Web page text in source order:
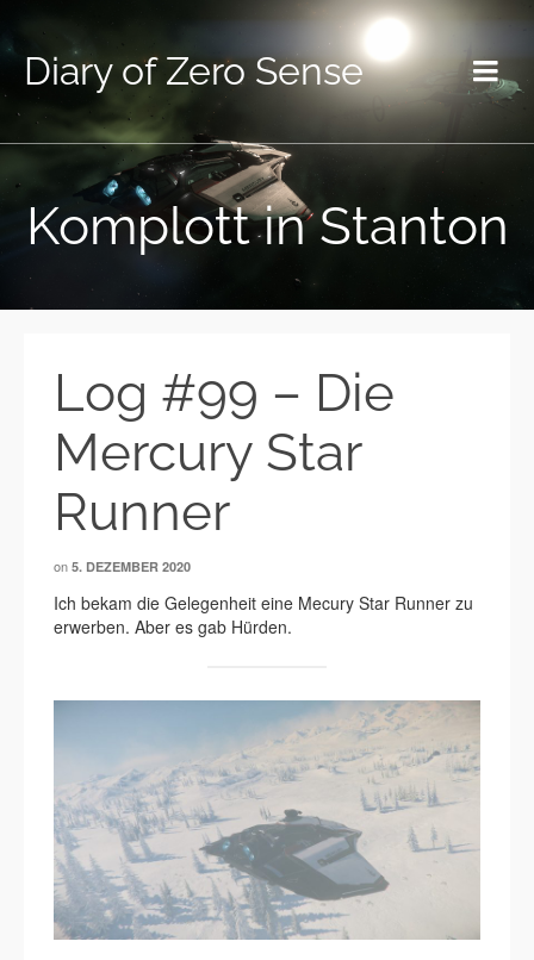
Diary of Zero Sense
Komplott in Stanton
Log #99 – Die
Mercury Star
Runner
on 5. DEZEMBER 2020
Ich bekam die Gelegenheit eine Mecury Star Runner zu
erwerben. Aber es gab Hürden.